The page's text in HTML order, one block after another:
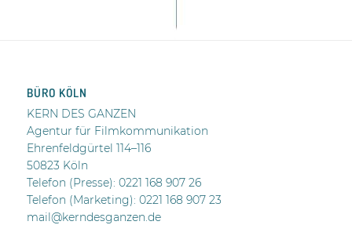
BÜRO KÖLN
KERN DES GANZEN
Agentur für Filmkommunikation
Ehrenfeldgürtel 114–116
50823 Köln
Telefon (Presse): 0221 168 907 26
Telefon (Marketing): 0221 168 907 23
mail@kerndesganzen.de